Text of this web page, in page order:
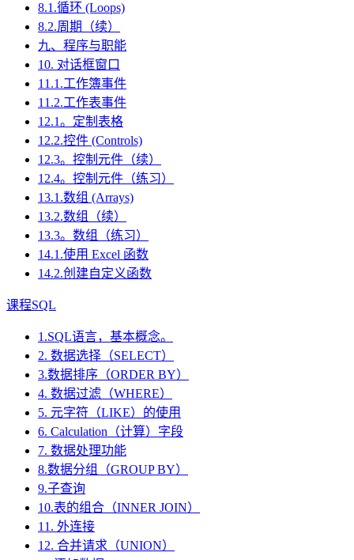
8.1.循环 (Loops)
8.2.周期（续）
九、程序与职能
10. 对话框窗口
11.1.工作簿事件
11.2.工作表事件
12.1。定制表格
12.2.控件 (Controls)
12.3。控制元件（续）
12.4。控制元件（练习）
13.1.数组 (Arrays)
13.2.数组（续）
13.3。数组（练习）
14.1.使用 Excel 函数
14.2.创建自定义函数
课程SQL
1.SQL语言，基本概念。
2. 数据选择（SELECT）
3.数据排序（ORDER BY）
4. 数据过滤（WHERE）
5. 元字符（LIKE）的使用
6. Calculation（计算）字段
7. 数据处理功能
8.数据分组（GROUP BY）
9.子查询
10.表的组合（INNER JOIN）
11. 外连接
12. 合并请求（UNION）